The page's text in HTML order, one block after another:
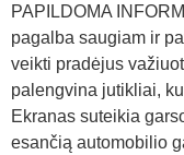
PAPILDOMA
pagalba saugiam ir
veikti pradėjus
palengvina jutikliai,
Ekranas suteikia
esančią automobilio